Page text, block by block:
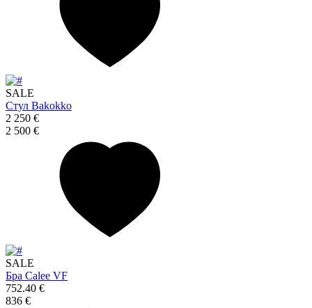
SALE
Стул Bakokko
2 250 €
2 500 €
SALE
Бра Calee VF
752.40 €
836 €